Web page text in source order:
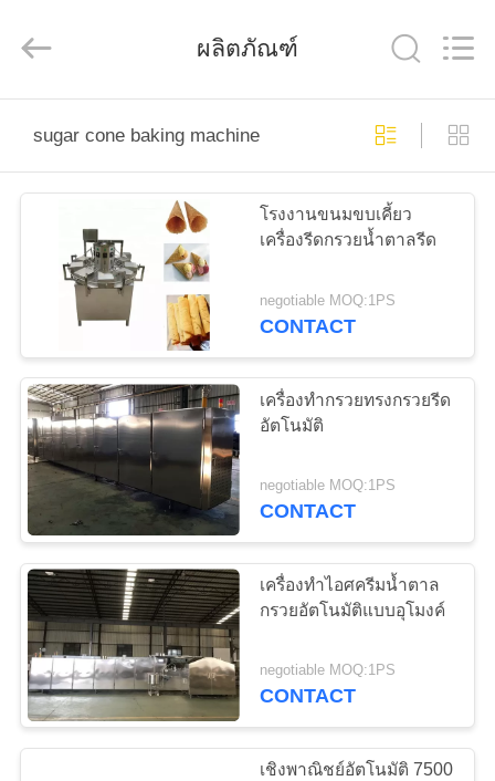
บ้าน
เกี่ยว
เรา
ทัวร์
โรงงาน
ควบคุม
คุณภาพ
ติดต่อ
Road
Enterprise
Co.,LTD.
Reserved.
ผลิตภัณฑ์
sugar cone baking machine
โรงงานขนมขบเคี้ยว
เครื่องรีดกรวยน้ำตาลรีด
negotiable MOQ:1PS
CONTACT
เครื่องทำกรวยทรงกรวยรีด
อัตโนมัติ
negotiable MOQ:1PS
CONTACT
เครื่องทำไอศครีมน้ำตาล
กรวยอัตโนมัติแบบอุโมงค์
negotiable MOQ:1PS
CONTACT
เชิงพาณิชย์อัตโนมัติ 7500